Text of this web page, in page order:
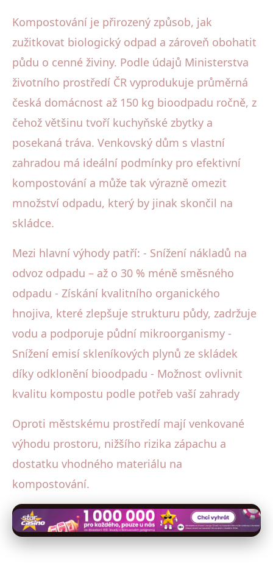
Kompostování je přirozený způsob, jak
zužitkovat biologický odpad a zároveň obohatit
půdu o cenné živiny. Podle údajů Ministerstva
životního prostředí ČR vyprodukuje průměrná
česká domácnost až 150 kg bioodpadu ročně, z
čehož většinu tvoří kuchyňské zbytky a
posekaná tráva. Venkovský dům s vlastní
zahradou má ideální podmínky pro efektivní
kompostování a může tak výrazně omezit
množství odpadu, který by jinak skončil na
skládce.
Mezi hlavní výhody patří: - Snížení nákladů na
odvoz odpadu – až o 30 % méně směsného
odpadu - Získání kvalitního organického
hnojiva, které zlepšuje strukturu půdy, zadržuje
vodu a podporuje půdní mikroorganismy -
Snížení emisí skleníkových plynů ze skládek
díky odklonění bioodpadu - Možnost ovlivnit
kvalitu kompostu podle potřeb vaší zahrady
Oproti městskému prostředí mají venkované
výhodu prostoru, nižšího rizika zápachu a
dostatku vhodného materiálu na
kompostování.